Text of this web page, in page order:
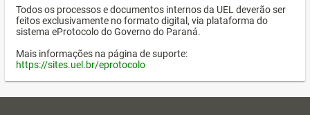
Todos os processos e documentos internos da UEL deverão ser
feitos exclusivamente no formato digital, via plataforma do
sistema eProtocolo do Governo do Paraná.
Mais informações na página de suporte:
https://sites.uel.br/eprotocolo